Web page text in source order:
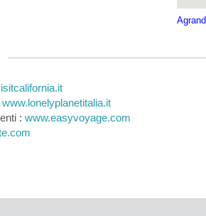
www.lonelyplanetitalia.it
: www.easyvoyage.com